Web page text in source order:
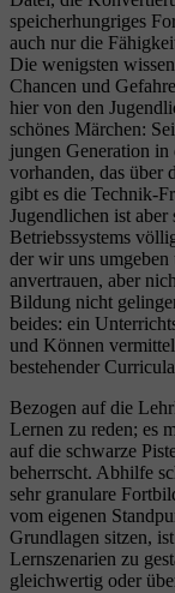
speicherhungriges
auch nur die
Die wenigsten
Chancen und
hier von den
schönes Märchen:
jungen Generation in
vorhanden, das über
gibt es die Technik-
Jugendlichen ist aber
Betriebssystems
der wir uns
anvertrauen, aber
Bildung nicht
beides: ein
und Können
bestehender
Bezogen auf die
Lernen zu reden; es
auf die schwarze
beherrscht. Abhilfe
sehr granulare
vom eigenen
Grundlagen sitzen,
Lernszenarien zu
gleichwertig oder